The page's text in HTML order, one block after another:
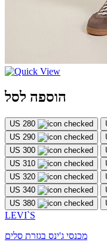
הוספה לסל
US 280
US 290
US 300
US 310
US 320
US 340
US 380
LEVI`S
מכנסי ג'ינס בגזרת סלים